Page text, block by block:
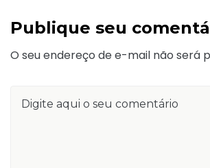
Publique seu
O seu endereço de e-mail não será